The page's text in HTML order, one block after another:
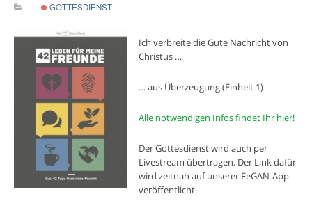
GOTTESDIENST
Ich verbreite die Gute Nachricht von
Christus …
… aus Überzeugung (Einheit 1)
Alle notwendigen Infos findet Ihr hier!
Der Gottesdienst wird auch per
Livestream übertragen. Der Link dafür
wird zeitnah auf unserer FeGAN-App
veröffentlicht.